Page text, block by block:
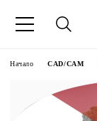
Начало CAD/CAM